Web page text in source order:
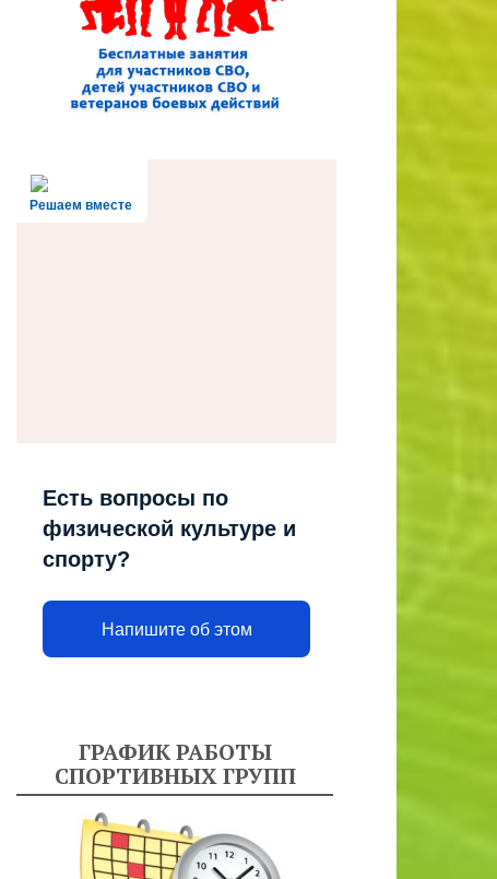
Решаем вместе
Есть вопросы по
физической культуре и
спорту?
Напишите об этом
ГРАФИК РАБОТЫ
СПОРТИВНЫХ ГРУПП